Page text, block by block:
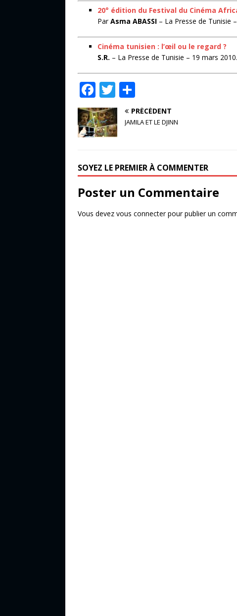
20° édition du Festival du Cinéma
ParAsma ABASSI – La Presse de Tunisie
Cinéma tunisien : l’œil ou le regard ?
S.R. – La Presse de Tunisie – 19 mars 2010.
F
a
c
e
o
o
k
T
w
it
te
ar
ta
r
PRÉCÉDENT
JAMILA ET LE DJINN
SOYEZ LE PREMIER À COMMENTER
Poster un Commentaire
Vous devez vous connecterpour publier un